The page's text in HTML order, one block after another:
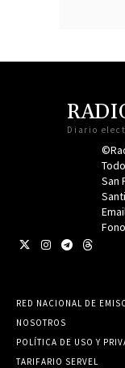
Diario
San
RED NACIONAL DE
NOSOTROS
POLÍTICA DE USO Y
TARIFARIO SERVEL